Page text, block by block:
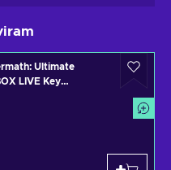
Ultimate
LIVE Key